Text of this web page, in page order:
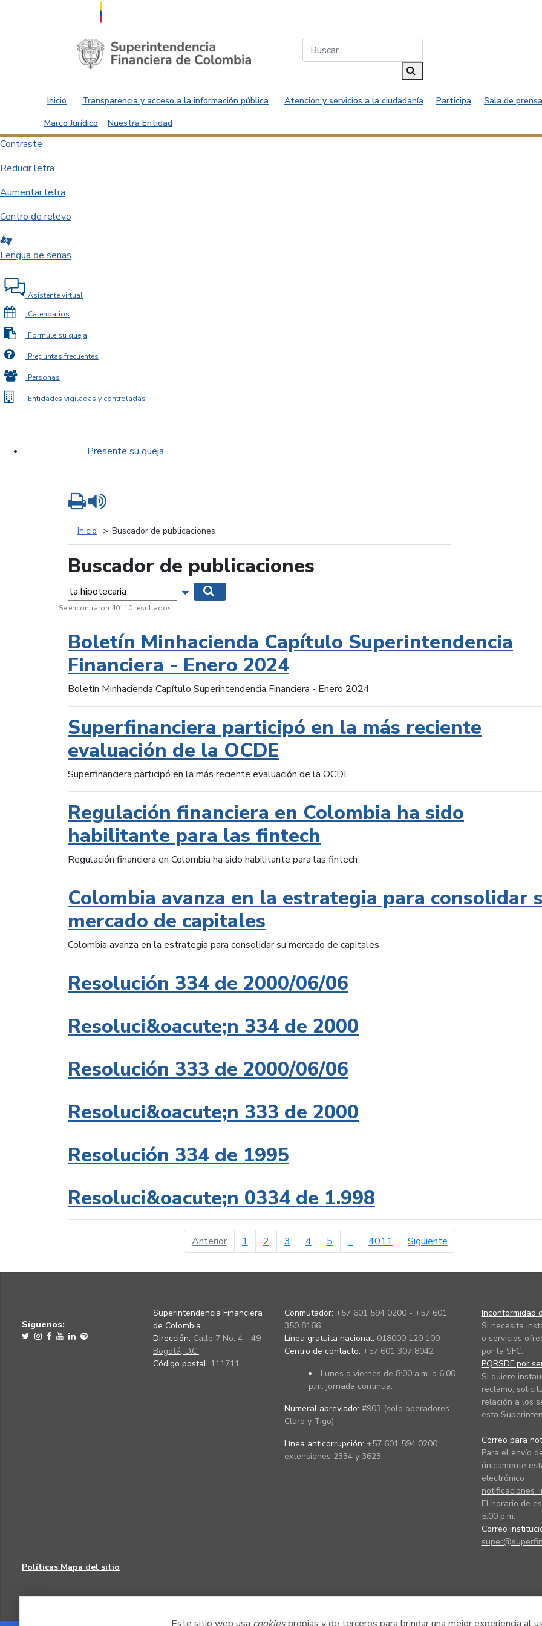
Saltar al contenido principal
Inicio Transparencia y acceso a la información pública Atención y servicios a la ciudadanía Participa
Sala de
Marco Jurídico
Nuestra Entidad
Contraste
Reducir letra
Aumentar letra
Centro de relevo
Lengua de señas
Asistente virtual
Calendarios
Formule su queja
Preguntas frecuentes
Personas
Entidades vigiladas y controladas
Presente su queja
Inicio Buscador de publicaciones
Buscador de publicaciones
Palabras... Mostrar opciones de búsqueda
Se encontraron 40110 resultados.
Boletín Minhacienda Capítulo Superintendencia
Financiera - Enero 2024
Boletín Minhacienda Capítulo Superintendencia Financiera - Enero 2024
Superfinanciera participó en la más reciente
evaluación de la OCDE
Superfinanciera participó en la más reciente evaluación de la OCDE
Regulación financiera en Colombia ha sido
habilitante para las fintech
Regulación financiera en Colombia ha sido habilitante para las fintech
Colombia avanza en la estrategia para consolidar
mercado de capitales
Colombia avanza en la estrategia para consolidar su mercado de capitales
Resolución 334 de 2000/06/06
Resoluci&oacute;n 334 de 2000
Resolución 333 de 2000/06/06
Resoluci&oacute;n 333 de 2000
Resolución 334 de 1995
Resoluci&oacute;n 0334 de 1.998
Anteriorpágina anterior
1 2 3 4 5 ... 4011 Siguientepágina siguiente
Imprimir
Síguenos:
Superintendencia Financiera
de Colombia
Dirección: Calle 7 No. 4 - 49
Bogotá, D.C.
Código postal: 111711
Conmutador: +57 601 594 0200 - +57 601
350 8166
Línea gratuita nacional: 018000 120 100
Centro de contacto: +57 601 307 8042
Lunes a viernes de 8:00 a.m. a 6:00
p.m. jornada continua.
Numeral abreviado: #903 (solo operadores
Claro y Tigo)
Línea anticorrupción: +57 601 594 0200
extensiones 2334 y 3623
Inconformidad
Si necesita
o servicios
por la SFC.
PQRSDF por
Si quiere
reclamo,
relación a los
esta
Correo para
Para el envío
únicamente
electrónico
El horario de
5:00 p.m.
Correo
Políticas Mapa del sitio